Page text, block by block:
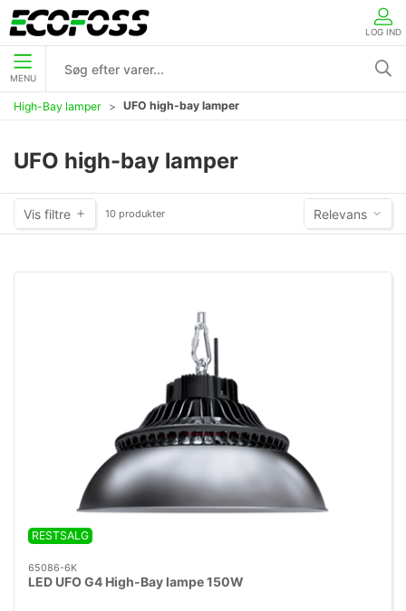
LOG IND
MENU
High-Bay lamper UFO high-bay lamper
UFO high-bay lamper
Vis filtre 10 produkter Relevans
RESTSALG
65086-6K
LED UFO G4 High-Bay lampe 150W